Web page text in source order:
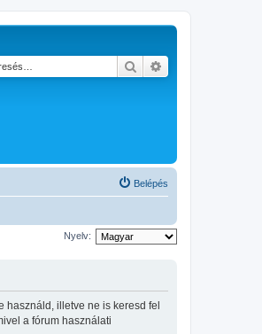
Keresés
Belépés
Nyelv:
használd, illetve ne is keresd fel
a fórum használati